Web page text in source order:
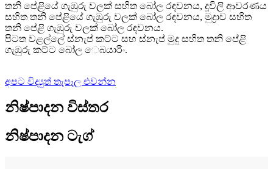
තනි පේළියේ ගැඹුරු වලක් සහිත බෝල රඳවනය, දූවිලි ආවරණය
සහිත තනි පේළියේ ගැඹුරු වලක් බෝල රඳවනය, මුද්‍රාව සහිත
තනි පේළි ගැඹුරු වලක් බෝල රඳවනය.
පිටත වළල්ලේ ස්නැප් කට්ට සහ ස්නැප් මුදු සහිත තනි පේළි
ගැඹුරු කට්ට බෝල ෙබයාරිං.
අපට විද්‍යුත් තැපෑල එවන්න
නිෂ්පාදන විස්තර
නිෂ්පාදන ටැග්